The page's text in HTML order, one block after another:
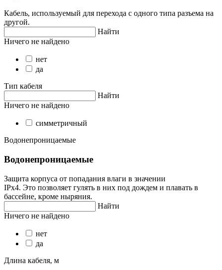
Кабель, используемый для перехода с одного типа разъема на
другой.
Найти
Ничего не найдено
нет
да
Тип кабеля
Найти
Ничего не найдено
симметричный
Водонепроницаемые
Водонепроницаемые
Защита корпуса от попадания влаги в значении
IPх4. Это позволяет гулять в них под дождем и плавать в
бассейне, кроме ныряния.
Найти
Ничего не найдено
нет
да
Длина кабеля, м